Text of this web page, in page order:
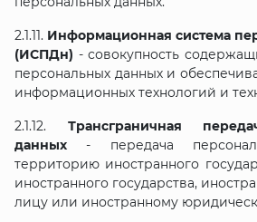
2.1.11. Информационная система
(ИСПДн) - совокупность
персональных данных и
информационных технологий и
2.1.12. Трансграничная
данных- передача
территорию иностранного
иностранного государства,
лицу или иностранному